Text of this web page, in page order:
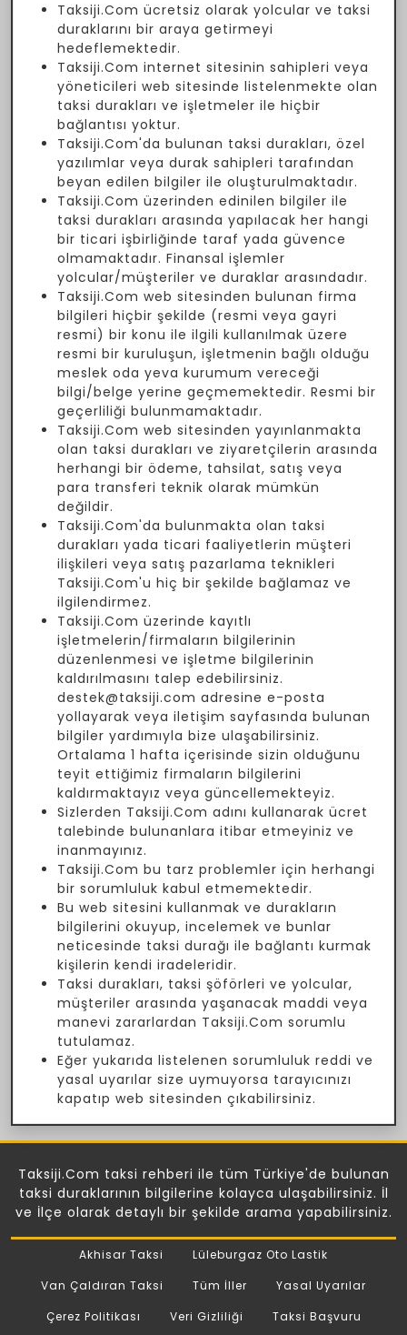
Taksiji.Com ücretsiz olarak yolcular ve taksi
duraklarını bir araya getirmeyi
hedeflemektedir.
Taksiji.Com internet sitesinin sahipleri veya
yöneticileri web sitesinde listelenmekte olan
taksi durakları ve işletmeler ile hiçbir
bağlantısı yoktur.
Taksiji.Com'da bulunan taksi durakları, özel
yazılımlar veya durak sahipleri tarafından
beyan edilen bilgiler ile oluşturulmaktadır.
Taksiji.Com üzerinden edinilen bilgiler ile
taksi durakları arasında yapılacak her hangi
bir ticari işbirliğinde taraf yada güvence
olmamaktadır. Finansal işlemler
yolcular/müşteriler ve duraklar arasındadır.
Taksiji.Com web sitesinden bulunan firma
bilgileri hiçbir şekilde (resmi veya gayri
resmi) bir konu ile ilgili kullanılmak üzere
resmi bir kuruluşun, işletmenin bağlı olduğu
meslek oda yeva kurumum vereceği
bilgi/belge yerine geçmemektedir. Resmi bir
geçerliliği bulunmamaktadır.
Taksiji.Com web sitesinden yayınlanmakta
olan taksi durakları ve ziyaretçilerin arasında
herhangi bir ödeme, tahsilat, satış veya
para transferi teknik olarak mümkün
değildir.
Taksiji.Com'da bulunmakta olan taksi
durakları yada ticari faaliyetlerin müşteri
ilişkileri veya satış pazarlama teknikleri
Taksiji.Com'u hiç bir şekilde bağlamaz ve
ilgilendirmez.
Taksiji.Com üzerinde kayıtlı
işletmelerin/firmaların bilgilerinin
düzenlenmesi ve işletme bilgilerinin
kaldırılmasını talep edebilirsiniz.
destek@taksiji.com adresine e-posta
yollayarak veya iletişim sayfasında bulunan
bilgiler yardımıyla bize ulaşabilirsiniz.
Ortalama 1 hafta içerisinde sizin olduğunu
teyit ettiğimiz firmaların bilgilerini
kaldırmaktayız veya güncellemekteyiz.
Sizlerden Taksiji.Com adını kullanarak ücret
talebinde bulunanlara itibar etmeyiniz ve
inanmayınız.
Taksiji.Com bu tarz problemler için herhangi
bir sorumluluk kabul etmemektedir.
Bu web sitesini kullanmak ve durakların
bilgilerini okuyup, incelemek ve bunlar
neticesinde taksi durağı ile bağlantı kurmak
kişilerin kendi iradeleridir.
Taksi durakları, taksi şöförleri ve yolcular,
müşteriler arasında yaşanacak maddi veya
manevi zararlardan Taksiji.Com sorumlu
tutulamaz.
Eğer yukarıda listelenen sorumluluk reddi ve
yasal uyarılar size uymuyorsa tarayıcınızı
kapatıp web sitesinden çıkabilirsiniz.
Taksiji.Com taksi rehberi ile tüm Türkiye'de bulunan
taksi duraklarının bilgilerine kolayca ulaşabilirsiniz. İl
ve İlçe olarak detaylı bir şekilde arama yapabilirsiniz.
Akhisar Taksi
Lüleburgaz Oto Lastik
Van Çaldıran Taksi
Tüm İller
Yasal Uyarılar
Çerez Politikası
Veri Gizliliği Taksi Başvuru